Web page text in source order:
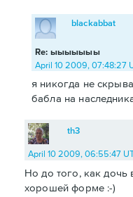
Re: ыыыыыыы
blackabbat
April 10 2009, 07:48:27
я никогда не
бабла на
th3
April 10 2009, 06:55:47
Но до того, как дочь
хорошей форме :-)